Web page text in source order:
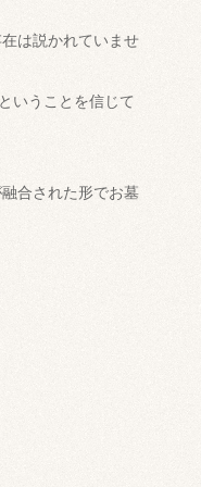
は説かれていませ
いうことを信じて
合された形でお墓